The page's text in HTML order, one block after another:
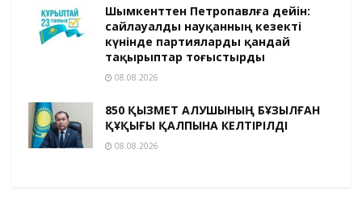
Шымкенттен Петропавлға дейін:
сайлауалды науқанның кезекті
күнінде партияларды қандай
тақырыптар тоғыстырды
08.08.2026
850 ҚЫЗМЕТ АЛУШЫНЫҢ БҰЗЫЛҒАН
ҚҰҚЫҒЫ ҚАЛПЫНА КЕЛТІРІЛДІ
08.08.2026